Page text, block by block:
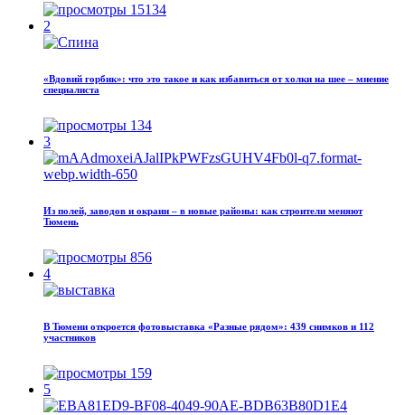
15134
2
«Вдовий горбик»: что это такое и как избавиться от холки на шее – мнение
специалиста
134
3
Из полей, заводов и окраин – в новые районы: как строители меняют
Тюмень
856
4
В Тюмени откроется фотовыставка «Разные рядом»: 439 снимков и 112
участников
159
5